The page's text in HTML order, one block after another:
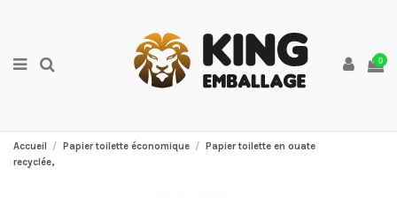
0
Accueil Papier toilette économique
Papier toilette en ouate
recyclée,